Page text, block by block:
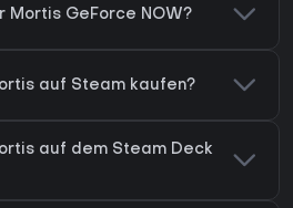
Mortis GeForce NOW?
auf Steam kaufen?
auf dem Steam Deck